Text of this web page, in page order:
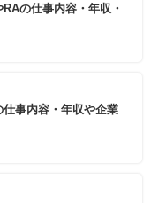
の仕事内容・年収・
事内容・年収や企業